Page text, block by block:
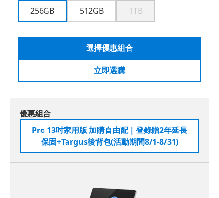
256GB 512GB 1TB
選擇優惠組合
立即選購
優惠組合
Pro 13吋家用版 加購自由配｜登錄贈2年延長
保固+Targus後背包(活動期間8/1-8/31)